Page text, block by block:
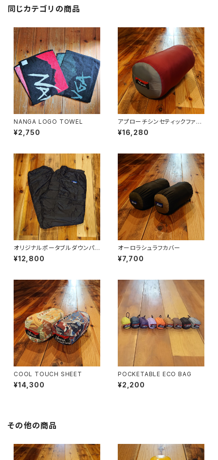
同じカテゴリの商品
NANGA LOGO TOWEL
¥2,750
アプローチシンセティックファイ
バー800
¥16,280
オリジナルポータブルダウンパン
ツ
¥12,800
オーロラシュラフカバー
¥7,700
COOL TOUCH SHEET
¥14,300
POCKETABLE ECO BAG
¥2,200
その他の商品